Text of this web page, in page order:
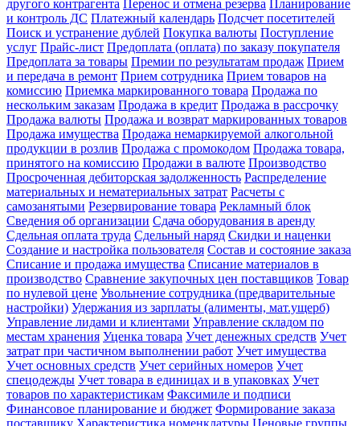
другого контрагента Перенос и отмена резерва Планирование
и контроль ДС Платежный календарь Подсчет посетителей
Поиск и устранение дублей Покупка валюты Поступление
услуг Прайс-лист Предоплата (оплата) по заказу покупателя
Предоплата за товары Премии по результатам продаж Прием
и передача в ремонт Прием сотрудника Прием товаров на
комиссию Приемка маркированного товара Продажа по
нескольким заказам Продажа в кредит Продажа в рассрочку
Продажа валюты Продажа и возврат маркированных товаров
Продажа имущества Продажа немаркируемой алкогольной
продукции в розлив Продажа с промокодом Продажа товара,
принятого на комиссию Продажи в валюте Производство
Просроченная дебиторская задолженность Распределение
материальных и нематериальных затрат Расчеты с
самозанятыми Резервирование товара Рекламный блок
Сведения об организации Сдача оборудования в аренду
Сдельная оплата труда Сдельный наряд Скидки и наценки
Создание и настройка пользователя Состав и состояние заказа
Списание и продажа имущества Списание материалов в
производство Сравнение закупочных цен поставщиков Товар
по нулевой цене Увольнение сотрудника (предварительные
настройки) Удержания из зарплаты (алименты, мат.ущерб)
Управление лидами и клиентами Управление складом по
местам хранения Уценка товара Учет денежных средств Учет
затрат при частичном выполнении работ Учет имущества
Учет основных средств Учет серийных номеров Учет
спецодежды Учет товара в единицах и в упаковках Учет
товаров по характеристикам Факсимиле и подписи
Финансовое планирование и бюджет Формирование заказа
поставщику Характеристика номенклатуры Ценовые группы